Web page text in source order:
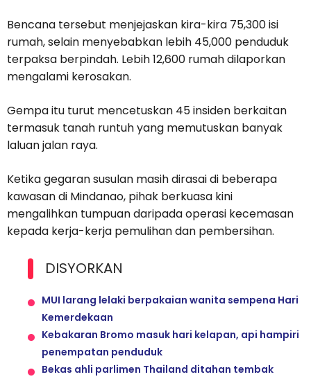
Bencana tersebut menjejaskan kira-kira 75,300 isi
rumah, selain menyebabkan lebih 45,000 penduduk
terpaksa berpindah. Lebih 12,600 rumah dilaporkan
mengalami kerosakan.
Gempa itu turut mencetuskan 45 insiden berkaitan
termasuk tanah runtuh yang memutuskan banyak
laluan jalan raya.
Ketika gegaran susulan masih dirasai di beberapa
kawasan di Mindanao, pihak berkuasa kini
mengalihkan tumpuan daripada operasi kecemasan
kepada kerja-kerja pemulihan dan pembersihan.
DISYORKAN
MUI larang lelaki berpakaian wanita sempena Hari
Kemerdekaan
Kebakaran Bromo masuk hari kelapan, api hampiri
penempatan penduduk
Bekas ahli parlimen Thailand ditahan tembak